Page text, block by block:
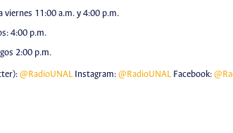
viernes 11:00 a.m. y 4:00 p.m.
4:00 p.m.
2:00 p.m.
@RadioUNALInstagram: @RadioUNALFacebook: